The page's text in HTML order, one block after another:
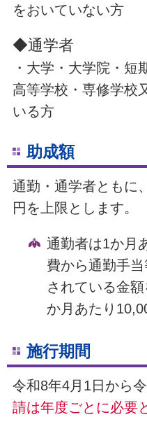
をおいていない方
◆通学者
・大学・大学院・短
高等学校・専修学校
いる方
助成額
通勤・通学者ともに
円 を上限とします。
通勤者は1か月
費から通勤手
されている金
か月あたり
施行期間
令和8年4月1日から
請は年度ごとに必要